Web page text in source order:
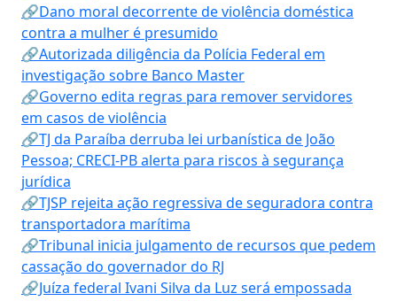
🔗Dano moral decorrente de violência doméstica
contra a mulher é presumido
🔗Autorizada diligência da Polícia Federal em
investigação sobre Banco Master
🔗Governo edita regras para remover servidores
em casos de violência
🔗TJ da Paraíba derruba lei urbanística de João
Pessoa; CRECI-PB alerta para riscos à segurança
jurídica
🔗TJSP rejeita ação regressiva de seguradora contra
transportadora marítima
🔗Tribunal inicia julgamento de recursos que pedem
cassação do governador do RJ
🔗Juíza federal Ivani Silva da Luz será empossada